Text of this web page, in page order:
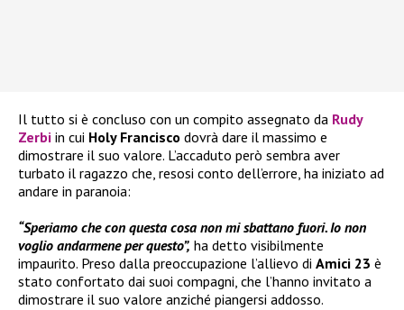
Il tutto si è concluso con un compito assegnato da Rudy
Zerbi in cui Holy Francisco dovrà dare il massimo e
dimostrare il suo valore. L’accaduto però sembra aver
turbato il ragazzo che, resosi conto dell’errore, ha iniziato ad
andare in paranoia:
“Speriamo che con questa cosa non mi sbattano fuori. Io non
voglio andarmene per questo”, ha detto visibilmente
impaurito. Preso dalla preoccupazione l’allievo di Amici 23 è
stato confortato dai suoi compagni, che l’hanno invitato a
dimostrare il suo valore anziché piangersi addosso.